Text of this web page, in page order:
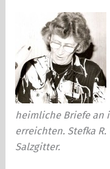
heimliche Briefe an
erreichten. Stefka
Salzgitter.